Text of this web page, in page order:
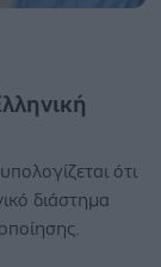
ότι
διάστημα